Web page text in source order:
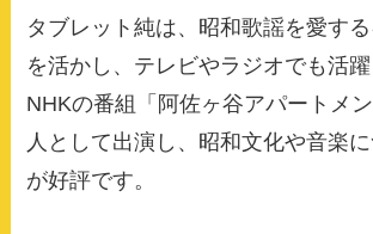
タブレット純は、昭和歌謡を愛す
を活かし、テレビやラジオでも活躍
NHKの番組「阿佐ヶ谷アパートメ
人として出演し、昭和文化や音楽
が好評です。